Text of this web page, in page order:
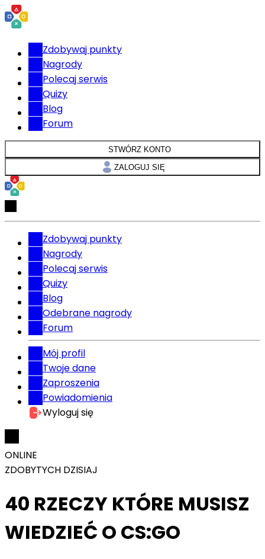
Zdobywaj punkty
Nagrody
Polecaj serwis
Quizy
Blog
Forum
STWÓRZ KONTO
ZALOGUJ SIĘ
Zdobywaj punkty
Nagrody
Polecaj serwis
Quizy
Blog
Odebrane nagrody
Forum
Mój profil
Twoje dane
Zaproszenia
Powiadomienia
Wyloguj się
ONLINE
ZDOBYTYCH DZISIAJ
40 RZECZY KTÓRE MUSISZ
WIEDZIEĆ O CS:GO